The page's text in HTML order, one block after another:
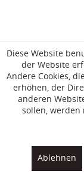
Diese Website
der Website
Andere Cookies,
erhöhen, der
anderen
sollen,
Ablehnen